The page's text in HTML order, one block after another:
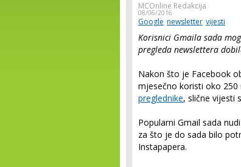
MCOnline Redakcija
08/06/2016
Google newsletter vijesti
Korisnici Gmaila sada
pregleda newslettera
Nakon što je Facebook
mjesečno koristi oko 250
preglednike, slične vijesti
Popularni Gmail sada
za što je do sada bilo
Instapapera.